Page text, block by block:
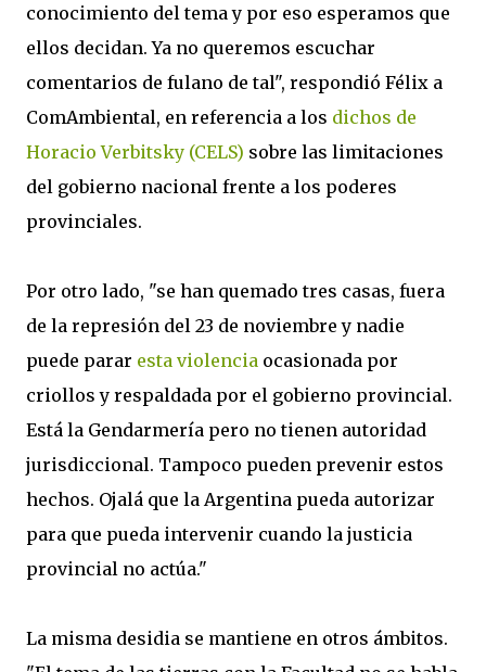
conocimiento del tema y por eso esperamos que
ellos decidan. Ya no queremos escuchar
comentarios de fulano de tal", respondió Félix a
ComAmbiental, en referencia a los dichos de
Horacio Verbitsky (CELS) sobre las limitaciones
del gobierno nacional frente a los poderes
provinciales.
Por otro lado, "se han quemado tres casas, fuera
de la represión del 23 de noviembre y nadie
puede parar esta violencia ocasionada por
criollos y respaldada por el gobierno provincial.
Está la Gendarmería pero no tienen autoridad
jurisdiccional. Tampoco pueden prevenir estos
hechos. Ojalá que la Argentina pueda autorizar
para que pueda intervenir cuando la justicia
provincial no actúa."
La misma desidia se mantiene en otros ámbitos.